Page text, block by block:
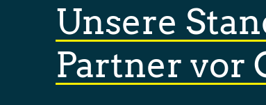
Unsere
Partner vor